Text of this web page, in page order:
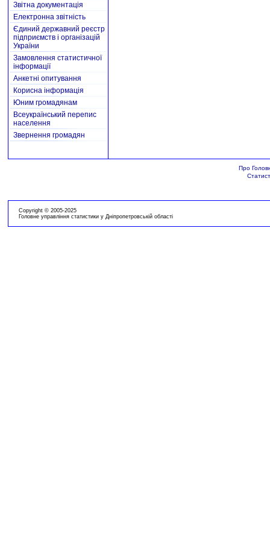
Звітна документація
Електронна звітність
Єдиний державний реєстр
підприємств і організацій
України
Замовлення статистичної
інформації
Анкетні опитування
Корисна інформація
Юним громадянам
Всеукраїнський перепис
населення
Звернення громадян
Про
Copyright © 2005-2025
Головне управління статистики у Дніпропетровській області